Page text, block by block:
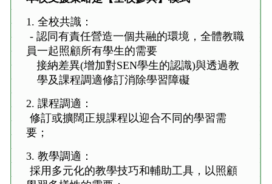
1. 全校共識：
- 認同有責任營造一個共融的環境，全體教職
員一起照顧所有學生的需要
- 接納差異(增加對SEN學生的認識)與透過教
學及課程調適修訂消除學習障礙
2. 課程調適 ：
修訂或擴闊正規課程以迎合不同的學習需
要；
3. 教學調適：
採用多元化的教學技巧和輔助工具，以照顧